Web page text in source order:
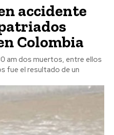
accidente
Colombia
am dos muertos, entre ellos
fue el resultado de un